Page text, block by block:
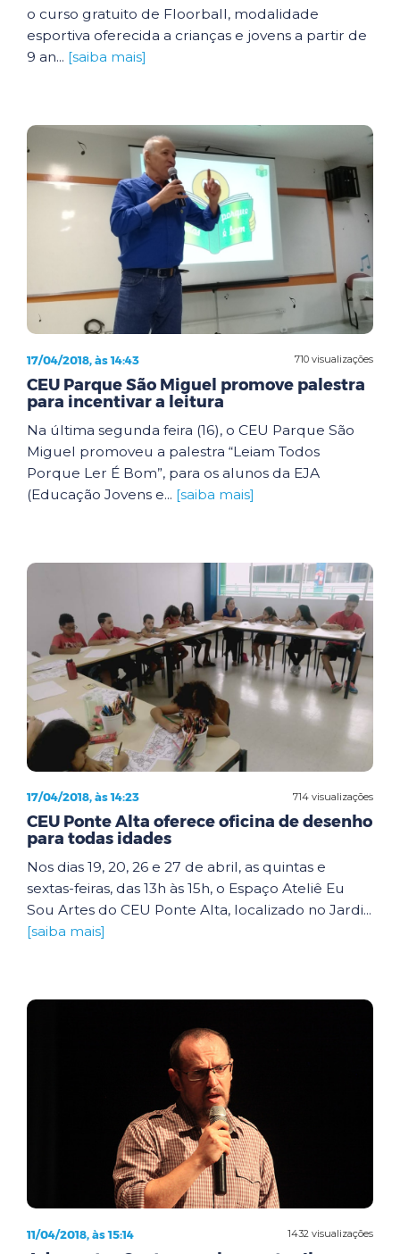
o curso gratuito de Floorball, modalidade
esportiva oferecida a crianças e jovens a partir de
9 an... [saiba mais]
710 visualizações
17/04/2018, às 14:43
CEU Parque São Miguel promove palestra
para incentivar a leitura
Na última segunda feira (16), o CEU Parque São
Miguel promoveu a palestra “Leiam Todos
Porque Ler É Bom”, para os alunos da EJA
(Educação Jovens e... [saiba mais]
714 visualizações
17/04/2018, às 14:23
CEU Ponte Alta oferece oficina de desenho
para todas idades
Nos dias 19, 20, 26 e 27 de abril, as quintas e
sextas-feiras, das 13h às 15h, o Espaço Ateliê Eu
Sou Artes do CEU Ponte Alta, localizado no Jardi...
[saiba mais]
1432 visualizações
11/04/2018, às 15:14